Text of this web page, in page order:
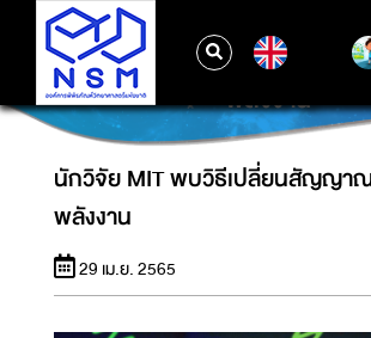
นักวิจัย MIT พบวิธีเปลี่ยนสัญญา
พลังงาน
นักวิจัย MIT พบวิธีเปลี่ยนสัญญา
พลังงาน
29 เม.ย. 2565